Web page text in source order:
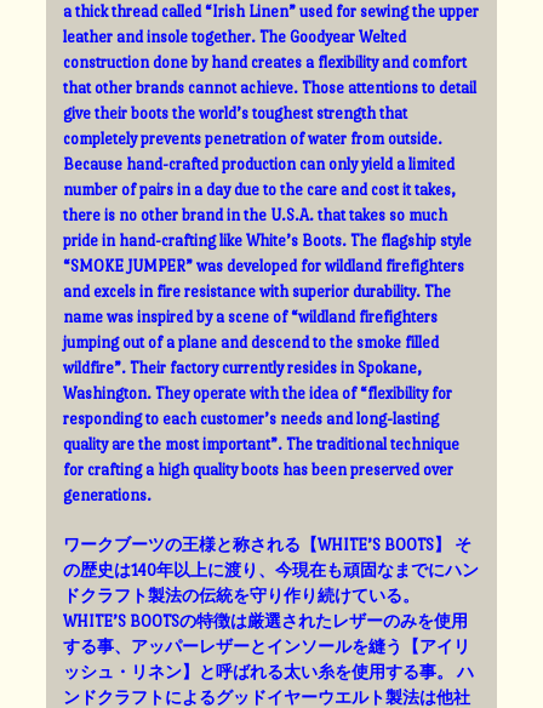
a thick thread called “Irish Linen” used for sewing the upper
leather and insole together. The Goodyear Welted
construction done by hand creates a flexibility and comfort
that other brands cannot achieve. Those attentions to detail
give their boots the world’s toughest strength that
completely prevents penetration of water from outside.
Because hand-crafted production can only yield a limited
number of pairs in a day due to the care and cost it takes,
there is no other brand in the U.S.A. that takes so much
pride in hand-crafting like White’s Boots. The flagship style
“SMOKE JUMPER” was developed for wildland firefighters
and excels in fire resistance with superior durability. The
name was inspired by a scene of “wildland firefighters
jumping out of a plane and descend to the smoke filled
wildfire”. Their factory currently resides in Spokane,
Washington. They operate with the idea of “flexibility for
responding to each customer’s needs and long-lasting
quality are the most important”. The traditional technique
for crafting a high quality boots has been preserved over
generations.
ワークブーツの王様と称される【WHITE’S BOOTS】 そ
の歴史は140年以上に渡り、今現在も頑固なまでにハン
ドクラフト製法の伝統を守り作り続けている。
WHITE’S BOOTSの特徴は厳選されたレザーのみを使用
する事、アッパーレザーとインソールを縫う【アイリ
ッシュ・リネン】と呼ばれる太い糸を使用する事。 ハ
ンドクラフトによるグッドイヤーウエルト製法は他社